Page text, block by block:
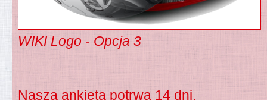
WIKI Logo - Opcja 3
Nasza ankieta potrwa 14 dni.